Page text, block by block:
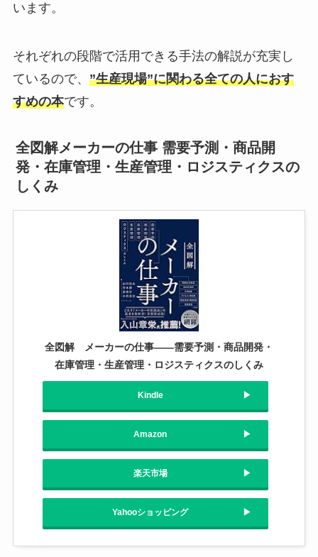
います。
それぞれの段階で活用できる手法の解説が充実し
ているので、 ”生産現場”に関わる全ての人におす
すめの本です。
全図解メーカーの仕事 需要予測・商品開
発・在庫管理・生産管理・ロジスティクスの
しくみ
全図解 メーカーの仕事――需要予測・商品開発・
在庫管理・生産管理・ロジスティクスのしくみ
Kindle
Amazon
楽天市場
Yahooショッピング